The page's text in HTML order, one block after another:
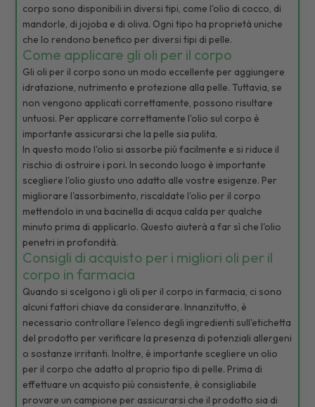
corpo sono disponibili in diversi tipi, come l'olio di cocco, di
mandorle, di jojoba e di oliva. Ogni tipo ha proprietà uniche
che lo rendono benefico per diversi tipi di pelle.
Come applicare gli oli per il corpo
Gli oli per il corpo sono un modo eccellente per aggiungere
idratazione, nutrimento e protezione alla pelle. Tuttavia, se
non vengono applicati correttamente, possono risultare
untuosi. Per applicare correttamente l'olio sul corpo è
importante assicurarsi che la pelle sia pulita.
In questo modo l'olio si assorbe più facilmente e si riduce il
rischio di ostruire i pori. In secondo luogo è importante
scegliere l'olio giusto uno adatto alle vostre esigenze. Per
migliorare l'assorbimento, riscaldate l'olio per il corpo
mettendolo in una bacinella di acqua calda per qualche
minuto prima di applicarlo. Questo aiuterà a far sì che l'olio
penetri in profondità.
Consigli di acquisto per i migliori oli per il
corpo in farmacia
Quando si scelgono i gli oli per il corpo in farmacia, ci sono
alcuni fattori chiave da considerare. Innanzitutto, è
necessario controllare l'elenco degli ingredienti sull'etichetta
del prodotto per verificare la presenza di potenziali allergeni
o sostanze irritanti. Inoltre, è importante scegliere un olio
per il corpo che adatto al proprio tipo di pelle. Prima di
effettuare un acquisto più consistente, è consigliabile
provare un campione per assicurarsi che il prodotto sia di